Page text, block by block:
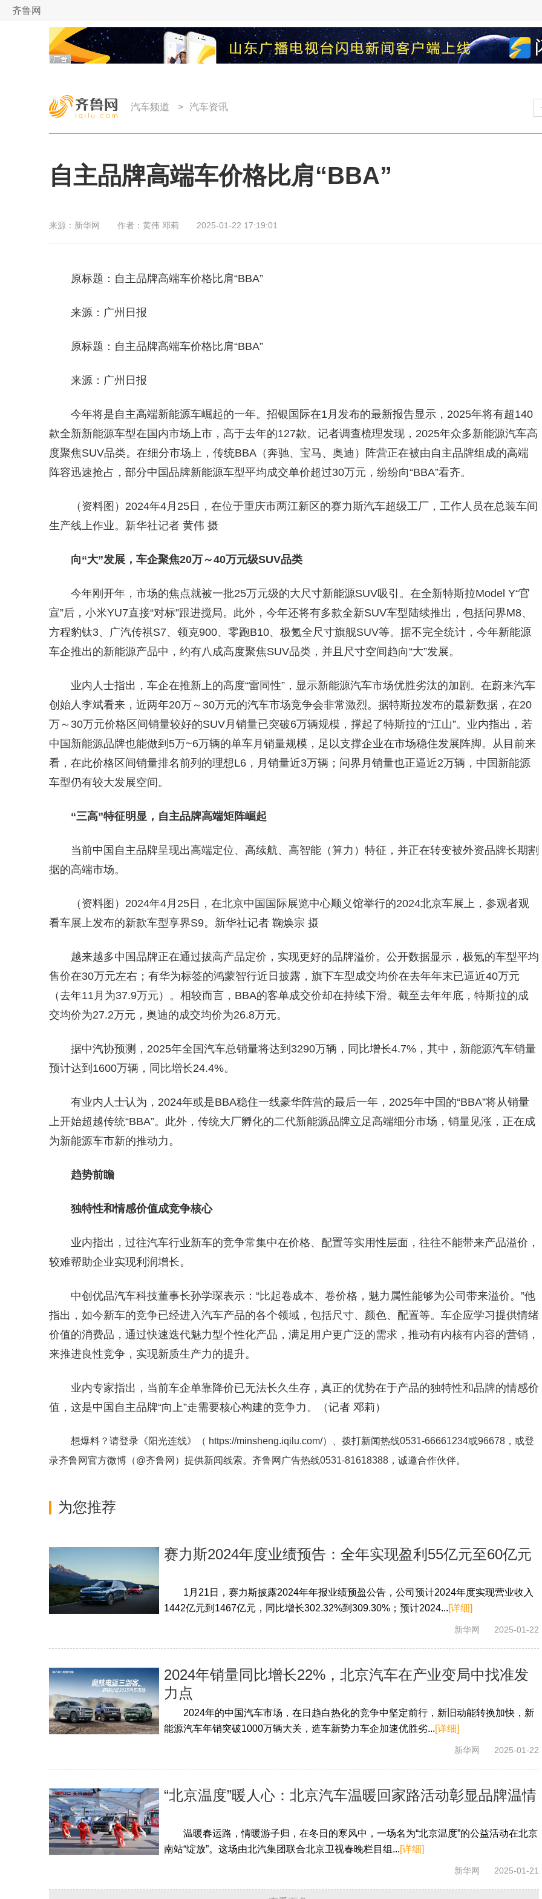
齐鲁网
汽车频道 > 汽车资讯
自主品牌高端车价格比肩“BBA”
来源： 新华网 作者： 黄伟 邓莉 2025-01-22 17:19:01
原标题：自主品牌高端车价格比肩“BBA”
来源：广州日报
原标题：自主品牌高端车价格比肩“BBA”
来源：广州日报
今年将是自主高端新能源车崛起的一年。招银国际在1月发布的最新报告显示，2025年将有超140
款全新新能源车型在国内市场上市，高于去年的127款。记者调查梳理发现，2025年众多新能源汽车高
度聚焦SUV品类。在细分市场上，传统BBA（奔驰、宝马、奥迪）阵营正在被由自主品牌组成的高端
阵容迅速抢占，部分中国品牌新能源车型平均成交单价超过30万元，纷纷向“BBA”看齐。
（资料图）2024年4月25日，在位于重庆市两江新区的赛力斯汽车超级工厂，工作人员在总装车间
生产线上作业。新华社记者 黄伟 摄
向“大”发展，车企聚焦20万～40万元级SUV品类
今年刚开年，市场的焦点就被一批25万元级的大尺寸新能源SUV吸引。在全新特斯拉Model Y“官
宣”后，小米YU7直接“对标”跟进搅局。此外，今年还将有多款全新SUV车型陆续推出，包括问界M8、
方程豹钛3、广汽传祺S7、领克900、零跑B10、极氪全尺寸旗舰SUV等。据不完全统计，今年新能源
车企推出的新能源产品中，约有八成高度聚焦SUV品类，并且尺寸空间趋向“大”发展。
业内人士指出，车企在推新上的高度“雷同性”，显示新能源汽车市场优胜劣汰的加剧。在蔚来汽车
创始人李斌看来，近两年20万～30万元的汽车市场竞争会非常激烈。据特斯拉发布的最新数据，在20
万～30万元价格区间销量较好的SUV月销量已突破6万辆规模，撑起了特斯拉的“江山”。业内指出，若
中国新能源品牌也能做到5万~6万辆的单车月销量规模，足以支撑企业在市场稳住发展阵脚。从目前来
看，在此价格区间销量排名前列的理想L6，月销量近3万辆；问界月销量也正逼近2万辆，中国新能源
车型仍有较大发展空间。
“三高”特征明显，自主品牌高端矩阵崛起
当前中国自主品牌呈现出高端定位、高续航、高智能（算力）特征，并正在转变被外资品牌长期割
据的高端市场。
（资料图）2024年4月25日，在北京中国国际展览中心顺义馆举行的2024北京车展上，参观者观
看车展上发布的新款车型享界S9。新华社记者 鞠焕宗 摄
越来越多中国品牌正在通过拔高产品定价，实现更好的品牌溢价。公开数据显示，极氪的车型平均
售价在30万元左右；有华为标签的鸿蒙智行近日披露，旗下车型成交均价在去年年末已逼近40万元
（去年11月为37.9万元）。相较而言，BBA的客单成交价却在持续下滑。截至去年年底，特斯拉的成
交均价为27.2万元，奥迪的成交均价为26.8万元。
据中汽协预测，2025年全国汽车总销量将达到3290万辆，同比增长4.7%，其中，新能源汽车销量
预计达到1600万辆，同比增长24.4%。
有业内人士认为，2024年或是BBA稳住一线豪华阵营的最后一年，2025年中国的“BBA”将从销量
上开始超越传统“BBA”。此外，传统大厂孵化的二代新能源品牌立足高端细分市场，销量见涨，正在成
为新能源车市新的推动力。
趋势前瞻
独特性和情感价值成竞争核心
业内指出，过往汽车行业新车的竞争常集中在价格、配置等实用性层面，往往不能带来产品溢价，
较难帮助企业实现利润增长。
中创优品汽车科技董事长孙学琛表示：“比起卷成本、卷价格，魅力属性能够为公司带来溢价。”他
指出，如今新车的竞争已经进入汽车产品的各个领域，包括尺寸、颜色、配置等。车企应学习提供情绪
价值的消费品，通过快速迭代魅力型个性化产品，满足用户更广泛的需求，推动有内核有内容的营销，
来推进良性竞争，实现新质生产力的提升。
业内专家指出，当前车企单靠降价已无法长久生存，真正的优势在于产品的独特性和品牌的情感价
值，这是中国自主品牌“向上”走需要核心构建的竞争力。（记者 邓莉）
想爆料？请登录《阳光连线》（ https://minsheng.iqilu.com/）、拨打新闻热线0531-66661234或96678，或登
录齐鲁网官方微博（@齐鲁网 ）提供新闻线索。齐鲁网广告热线0531-81618388，诚邀合作伙伴。
为您推荐
赛力斯2024年度业绩预告：全年实现盈利55亿元至60亿元
1月21日，赛力斯披露2024年年报业绩预盈公告，公司预计2024年度实现营业收入
1442亿元到1467亿元，同比增长302.32%到309.30%；预计2024...[详细]
新华网 2025-01-22
2024年销量同比增长22%，北京汽车在产业变局中找准发
力点
2024年的中国汽车市场，在日趋白热化的竞争中坚定前行，新旧动能转换加快，新
能源汽车年销突破1000万辆大关，造车新势力车企加速优胜劣...[详细]
新华网 2025-01-22
“北京温度”暖人心：北京汽车温暖回家路活动彰显品牌温情
温暖春运路，情暖游子归，在冬日的寒风中，一场名为“北京温度”的公益活动在北京
南站“绽放”。这场由北汽集团联合北京卫视春晚栏目组...[详细]
新华网 2025-01-21